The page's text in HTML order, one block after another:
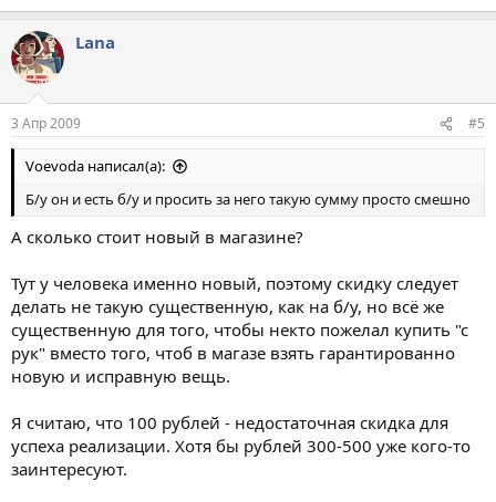
Lana
3 Апр 2009 #5
Voevoda написал(а):
Б/у он и есть б/у и просить за него такую сумму просто смешно
А сколько стоит новый в магазине?
Тут у человека именно новый, поэтому скидку следует
делать не такую существенную, как на б/у, но всё же
существенную для того, чтобы некто пожелал купить "с
рук" вместо того, чтоб в магазе взять гарантированно
новую и исправную вещь.
Я считаю, что 100 рублей - недостаточная скидка для
успеха реализации. Хотя бы рублей 300-500 уже кого-то
заинтересуют.